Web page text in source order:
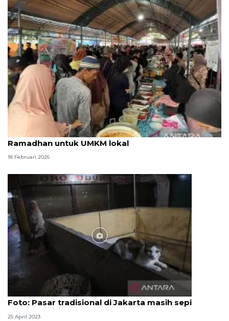
Pemkot Palu siapkan Pasar Malam Minggu
Ramadhan untuk UMKM lokal
18 Februari 2026
Foto: Pasar tradisional di Jakarta masih sepi
25 April 2023